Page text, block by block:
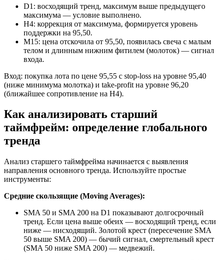
D1: восходящий тренд, максимум выше предыдущего
максимума — условие выполнено.
H4: коррекция от максимума, формируется уровень
поддержки на 95,50.
M15: цена отскочила от 95,50, появилась свеча с малым
телом и длинным нижним фитилем (молоток) — сигнал
входа.
Вход: покупка лота по цене 95,55 с stop-loss на уровне 95,40
(ниже минимума молотка) и take-profit на уровне 96,20
(ближайшее сопротивление на H4).
Как анализировать старший
таймфрейм: определение глобального
тренда
Анализ старшего таймфрейма начинается с выявления
направления основного тренда. Используйте простые
инструменты:
Средние скользящие (Moving Averages):
SMA 50 и SMA 200 на D1 показывают долгосрочный
тренд. Если цена выше обеих — восходящий тренд, если
ниже — нисходящий. Золотой крест (пересечение SMA
50 выше SMA 200) — бычий сигнал, смертельный крест
(SMA 50 ниже SMA 200) — медвежий.